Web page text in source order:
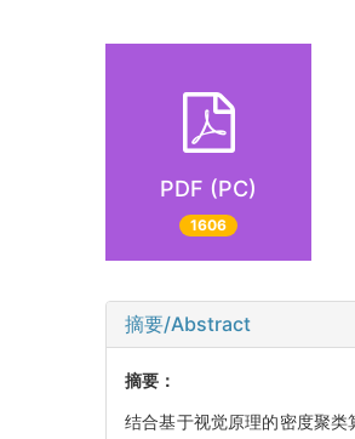
PDF (PC)
1606
摘要/Abstract
摘要：
结合基于视觉原理的密度聚